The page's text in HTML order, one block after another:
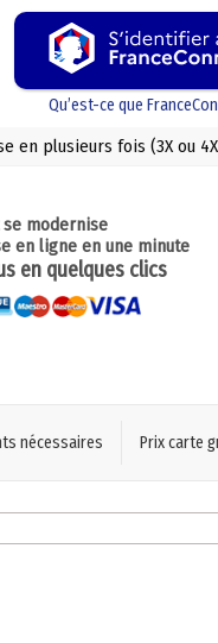
Qu’est-ce que
en plusieurs fois (3X ou
se modernise
en ligne en une minute
en quelques clics
nécessaires Prix carte